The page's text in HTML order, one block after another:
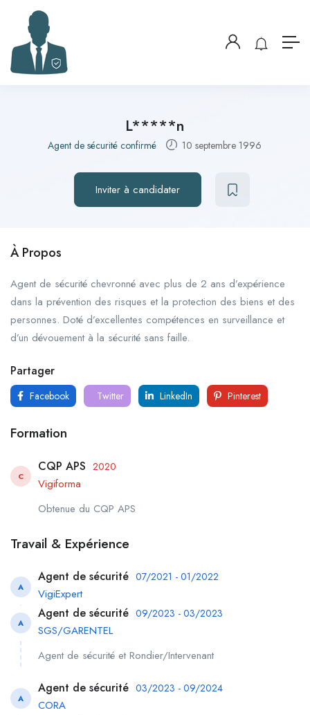
L*****n
Agent de sécurité confirmé 10 septembre 1996
Inviter à candidater
À Propos
Agent de sécurité chevronné avec plus de 2 ans d’expérience
dans la prévention des risques et la protection des biens et des
personnes. Doté d’excellentes compétences en surveillance et
d’un dévouement à la sécurité sans faille.
Partager
Facebook Twitter LinkedIn Pinterest
Formation
C
CQP APS 2020
Vigiforma
Obtenue du CQP APS
Travail & Expérience
A
Agent de sécurité 07/2021 - 01/2022
VigiExpert
A
Agent de sécurité 09/2023 - 03/2023
SGS/GARENTEL
Agent de sécurité et Rondier/Intervenant
A
Agent de sécurité 03/2023 - 09/2024
CORA